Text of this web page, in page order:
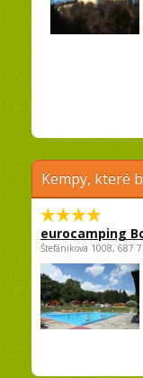
Kempy, které
eurocamping
Štefánikova 1008, 687